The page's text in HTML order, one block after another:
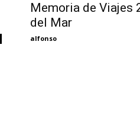
Memoria de Viajes
del Mar
alfonso